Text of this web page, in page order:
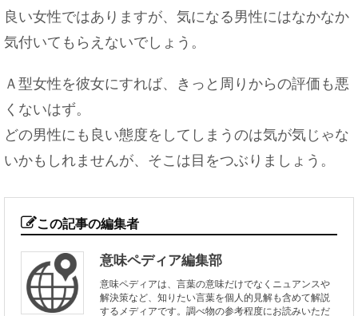
良い女性ではありますが、気になる男性にはなかなか
気付いてもらえないでしょう。
Ａ型女性を彼女にすれば、きっと周りからの評価も悪
くないはず。
どの男性にも良い態度をしてしまうのは気が気じゃな
いかもしれませんが、そこは目をつぶりましょう。
この記事の編集者
意味ペディア編集部
意味ペディアは、言葉の意味だけでなくニュアンスや
解決策など、知りたい言葉を個人的見解も含めて解説
するメディアです。調べ物の参考程度にお読みいただ